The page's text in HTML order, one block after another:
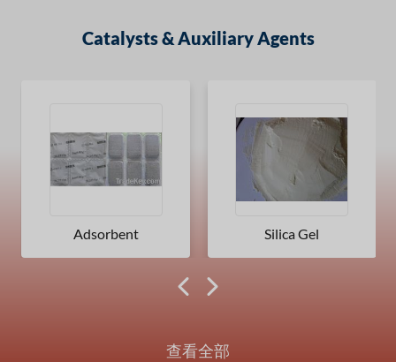
Catalysts & Auxiliary Agents
Adsorbent Silica Gel
查看全部